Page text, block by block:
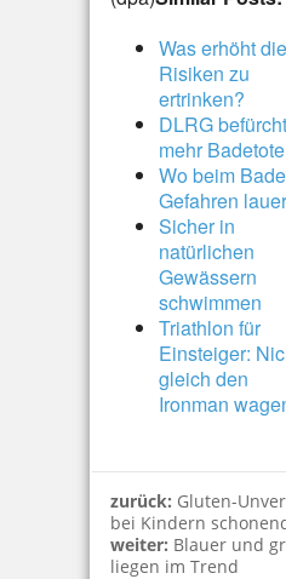
Was erhöht die
Risiken zu
ertrinken?
DLRG
mehr Badetote
Wo beim
Gefahren
Sicher in
natürlichen
Gewässern
schwimmen
Triathlon für
Einsteiger:
gleich den
Ironman
zurück: Gluten-
bei Kindern
weiter: Blauer und
liegen im Trend